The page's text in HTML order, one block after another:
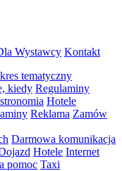
Wystawcy Kontakt
tematyczny
kiedy Regulaminy
Hotele
Reklama Zamów
Darmowa komunikacja
Hotele Internet
pomoc Taxi